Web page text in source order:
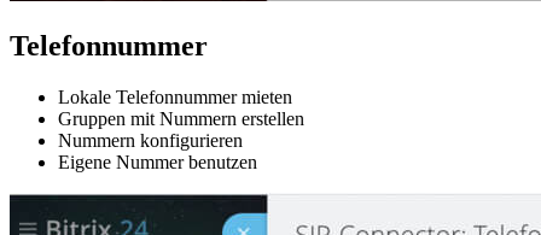
Telefonnummer
Lokale Telefonnummer mieten
Gruppen mit Nummern erstellen
Nummern konfigurieren
Eigene Nummer benutzen